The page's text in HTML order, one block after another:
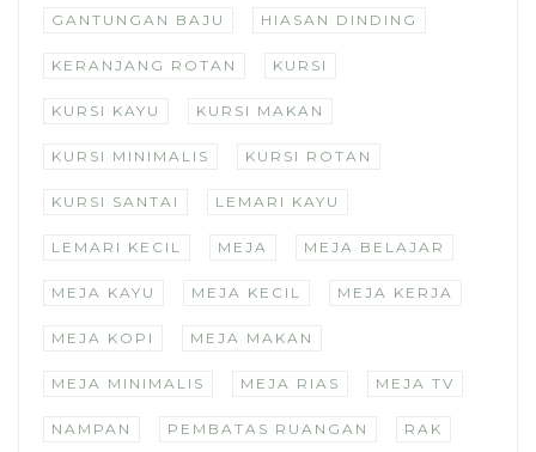
GANTUNGAN BAJU HIASAN DINDING
KERANJANG ROTAN KURSI
KURSI KAYU KURSI MAKAN
KURSI MINIMALIS KURSI ROTAN
KURSI SANTAI LEMARI KAYU
LEMARI KECIL MEJA MEJA BELAJAR
MEJA KAYU MEJA KECIL MEJA KERJA
MEJA KOPI MEJA MAKAN
MEJA MINIMALIS MEJA RIAS MEJA TV
NAMPAN PEMBATAS RUANGAN RAK